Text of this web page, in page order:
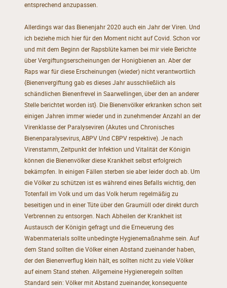
entsprechend anzupassen.
Allerdings war das Bienenjahr 2020 auch ein Jahr der Viren. Und
ich beziehe mich hier für den Moment nicht auf Covid. Schon vor
und mit dem Beginn der Rapsblüte kamen bei mir viele Berichte
über Vergiftungserscheinungen der Honigbienen an. Aber der
Raps war für diese Erscheinungen (wieder) nicht verantwortlich
{Bienenvergiftung gab es dieses Jahr ausschließlich als
schändlichen Bienenfrevel in Saarwellingen, über den an anderer
Stelle berichtet worden ist}. Die Bienenvölker erkranken schon seit
einigen Jahren immer wieder und in zunehmender Anzahl an der
Virenklasse der Paralyseviren (Akutes und Chronisches
Bienenparalysevirus, ABPV Und CBPV respektive). Je nach
Virenstamm, Zeitpunkt der Infektion und Vitalität der Königin
können die Bienenvölker diese Krankheit selbst erfolgreich
bekämpfen. In einigen Fällen sterben sie aber leider doch ab. Um
die Völker zu schützen ist es während eines Befalls wichtig, den
Totenfall im Volk und um das Volk herum regelmäßig zu
beseitigen und in einer Tüte über den Graumüll oder direkt durch
Verbrennen zu entsorgen. Nach Abheilen der Krankheit ist
Austausch der Königin gefragt und die Erneuerung des
Wabenmaterials sollte unbedingte Hygienemaßnahme sein. Auf
dem Stand sollten die Völker einen Abstand zueinander haben,
der den Bienenverflug klein hält, es sollten nicht zu viele Völker
auf einem Stand stehen. Allgemeine Hygieneregeln sollten
Standard sein: Völker mit Abstand zueinander, konsequente